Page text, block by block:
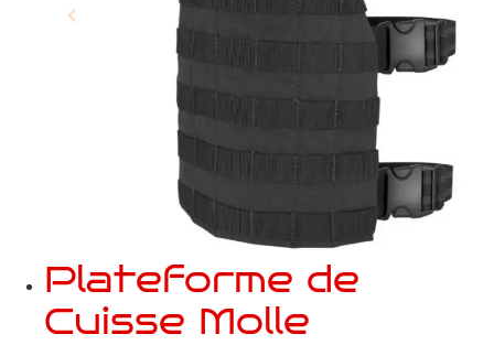
Plateforme de
Cuisse Molle